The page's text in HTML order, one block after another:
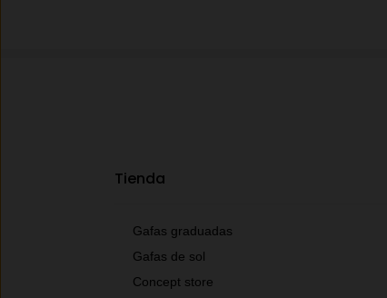
Tienda
Gafas graduadas
Gafas de sol
Concept store